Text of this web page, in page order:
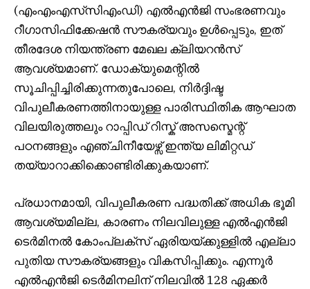
(എംഎംഎസ്‌സിഎംഡി) എൽഎൻജി സംഭരണവും
റീഗാസിഫിക്കേഷൻ സൗകര്യവും ഉൾപ്പെടും, ഇത്
തീരദേശ നിയന്ത്രണ മേഖല ക്ലിയറൻസ്
ആവശ്യമാണ്. ഡോക്യുമെന്റിൽ
സൂചിപ്പിച്ചിരിക്കുന്നതുപോലെ, നിർദ്ദിഷ്ട
വിപുലീകരണത്തിനായുള്ള പാരിസ്ഥിതിക ആഘാത
വിലയിരുത്തലും റാപ്പിഡ് റിസ്ക് അസസ്മെന്റ്
പഠനങ്ങളും എഞ്ചിനീയേഴ്സ് ഇന്ത്യ ലിമിറ്റഡ്
തയ്യാറാക്കിക്കൊണ്ടിരിക്കുകയാണ്.
പ്രധാനമായി, വിപുലീകരണ പദ്ധതിക്ക് അധിക ഭൂമി
ആവശ്യമില്ല, കാരണം നിലവിലുള്ള എൽഎൻജി
ടെർമിനൽ കോംപ്ലക്സ് ഏരിയയ്ക്കുള്ളിൽ എല്ലാ
പുതിയ സൗകര്യങ്ങളും വികസിപ്പിക്കും. എന്നൂർ
എൽഎൻജി ടെർമിനലിന് നിലവിൽ 128 ഏക്കർ